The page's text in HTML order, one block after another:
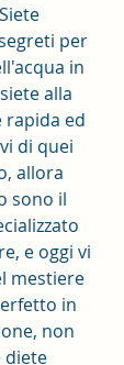
per
in
alla
rapida ed
di quei
allora
sono il
e oggi vi
mestiere
in
non
diete